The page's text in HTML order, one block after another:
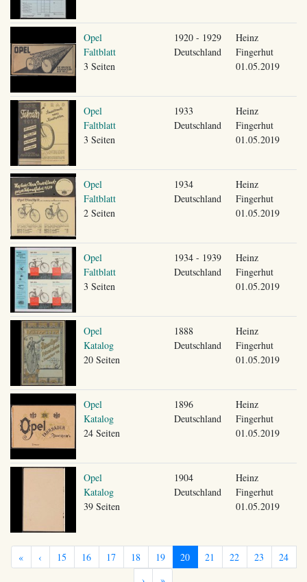
Opel
Faltblatt
3 Seiten
1920 - 1929
Deutschland
Heinz
Fingerhut
01.05.2019
Opel
Faltblatt
3 Seiten
1933
Deutschland
Heinz
Fingerhut
01.05.2019
Opel
Faltblatt
2 Seiten
1934
Deutschland
Heinz
Fingerhut
01.05.2019
Opel
Faltblatt
3 Seiten
1934 - 1939
Deutschland
Heinz
Fingerhut
01.05.2019
Opel
Katalog
20 Seiten
1888
Deutschland
Heinz
Fingerhut
01.05.2019
Opel
Katalog
24 Seiten
1896
Deutschland
Heinz
Fingerhut
01.05.2019
Opel
Katalog
39 Seiten
1904
Deutschland
Heinz
Fingerhut
01.05.2019
« ‹ 15 16 17 18 19 20 21 22 23
24
›
»